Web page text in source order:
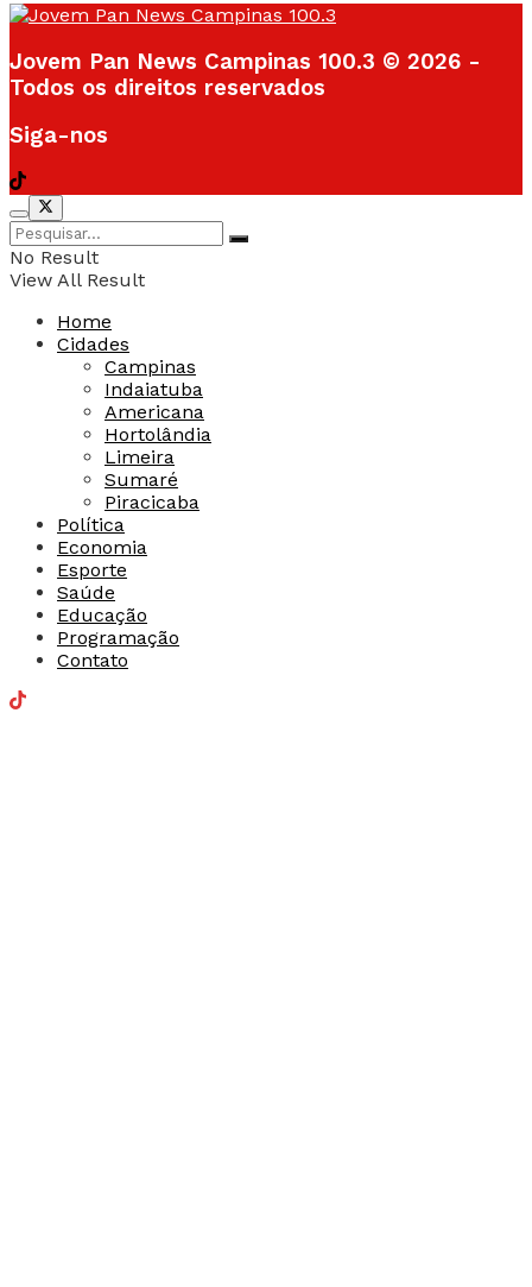
Jovem Pan News Campinas 100.3 © 2026 -
Todos os direitos reservados
Siga-nos
No Result
View All Result
Home
Cidades
Campinas
Indaiatuba
Americana
Hortolândia
Limeira
Sumaré
Piracicaba
Política
Economia
Esporte
Saúde
Educação
Programação
Contato